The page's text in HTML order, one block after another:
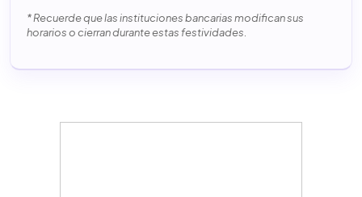
* Recuerde que las instituciones bancarias modifican sus
horarios o cierran durante estas festividades.